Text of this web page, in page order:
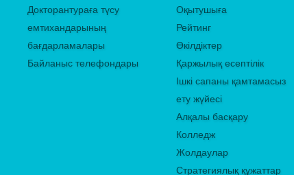
Докторантураға түсу
емтихандарының
бағдарламалары
Байланыс телефондары
Оқытушыға
Рейтинг
Өкілдіктер
Қаржылық есептілік
Ішкі сапаны қамтамасыз
ету жүйесі
Алқалы басқару
Колледж
Жолдаулар
Стратегиялық құжаттар